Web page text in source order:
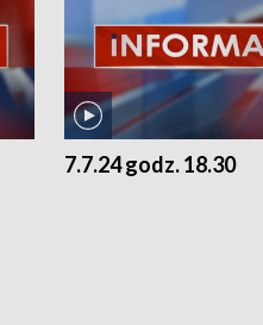
7.7.24 godz. 18.30